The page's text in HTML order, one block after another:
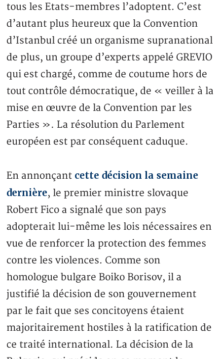
tous les Etats-membres l’adoptent. C’est
d’autant plus heureux que la Convention
d’Istanbul créé un organisme supranational
de plus, un groupe d’experts appelé GREVIO
qui est chargé, comme de coutume hors de
tout contrôle démocratique, de « veiller à la
mise en œuvre de la Convention par les
Parties ». La résolution du Parlement
européen est par conséquent caduque.
En annonçant cette décision la semaine
dernière, le premier ministre slovaque
Robert Fico a signalé que son pays
adopterait lui-même les lois nécessaires en
vue de renforcer la protection des femmes
contre les violences. Comme son
homologue bulgare Boiko Borisov, il a
justifié la décision de son gouvernement
par le fait que ses concitoyens étaient
majoritairement hostiles à la ratification de
ce traité international. La décision de la